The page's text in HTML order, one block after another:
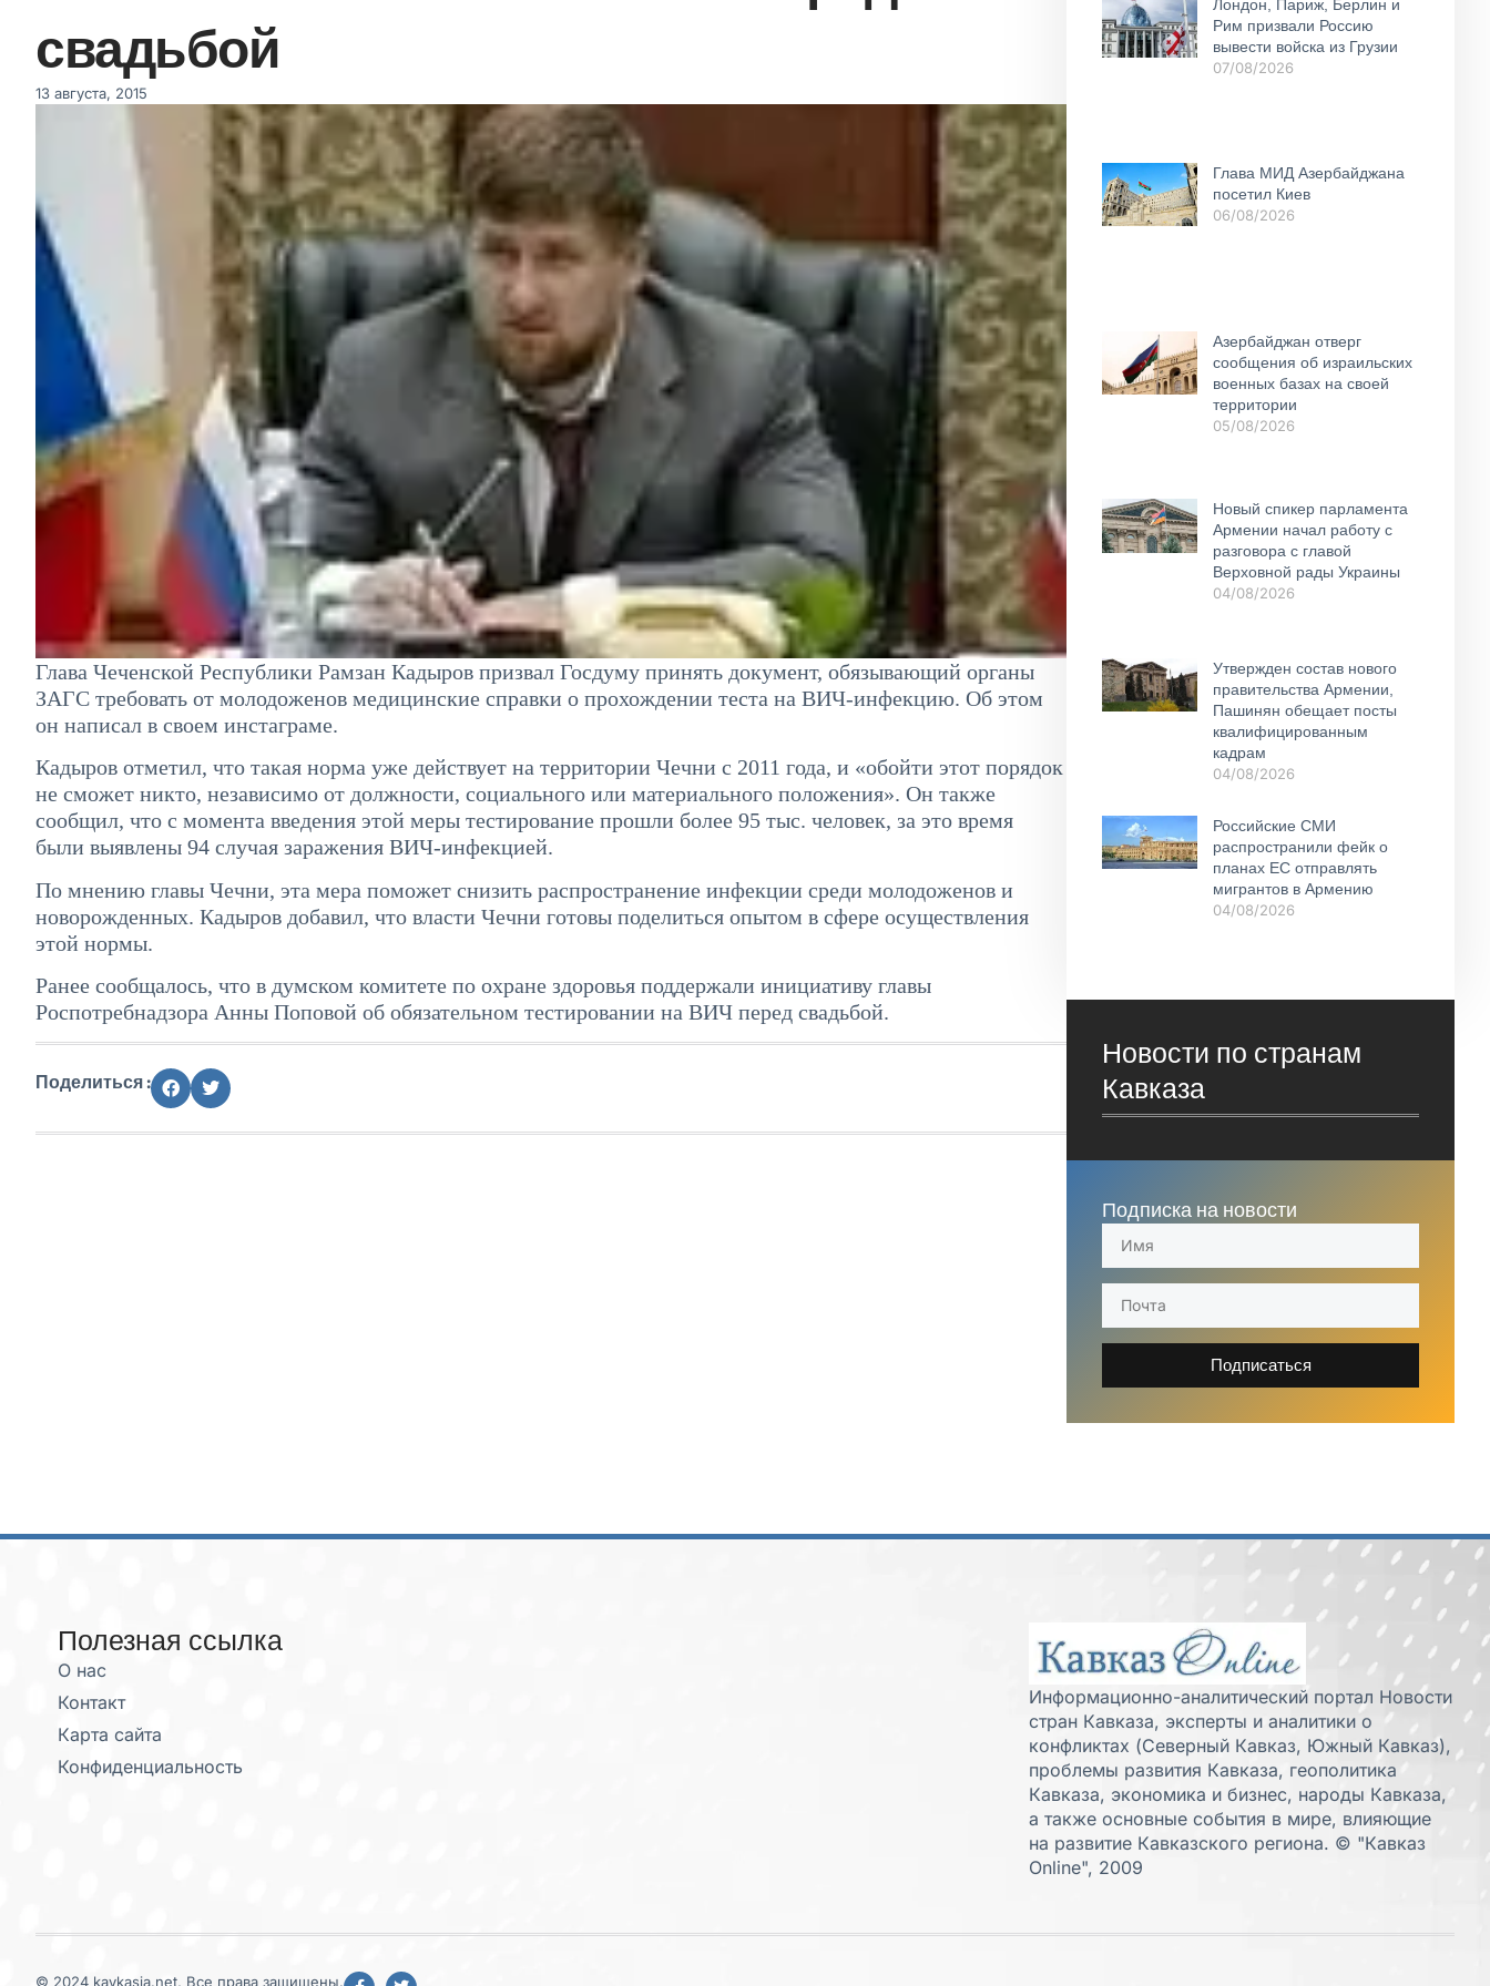
свадьбой
13 августа, 2015
Глава Чеченской Республики Рамзан Кадыров призвал Госдуму принять документ, обязывающий органы
ЗАГС требовать от молодоженов медицинские справки о прохождении теста на ВИЧ-инфекцию. Об этом
он написал в своем инстаграме.
Кадыров отметил, что такая норма уже действует на территории Чечни с 2011 года, и «обойти этот порядок
не сможет никто, независимо от должности, социального или материального положения». Он также
сообщил, что с момента введения этой меры тестирование прошли более 95 тыс. человек, за это время
были выявлены 94 случая заражения ВИЧ-инфекцией.
По мнению главы Чечни, эта мера поможет снизить распространение инфекции среди молодоженов и
новорожденных. Кадыров добавил, что власти Чечни готовы поделиться опытом в сфере осуществления
этой нормы.
Ранее сообщалось, что в думском комитете по охране здоровья поддержали инициативу главы
Роспотребнадзора Анны Поповой об обязательном тестировании на ВИЧ перед свадьбой.
Поделиться :
Лондон, Париж, Берлин и
Рим призвали Россию
вывести войска из Грузии
07/08/2026
Глава МИД Азербайджана
посетил Киев
06/08/2026
Азербайджан отверг
сообщения об израильских
военных базах на своей
территории
05/08/2026
Новый спикер парламента
Армении начал работу с
разговора с главой
Верховной рады Украины
04/08/2026
Утвержден состав нового
правительства Армении,
Пашинян обещает посты
квалифицированным
кадрам
04/08/2026
Российские СМИ
распространили фейк о
планах ЕС отправлять
мигрантов в Армению
04/08/2026
Новости по странам
Кавказа
Подписка на новости
Подписаться
Полезная ссылка
О нас
Контакт
Карта сайта
Конфиденциальность
Информационно-аналитический портал Новости
стран Кавказа, эксперты и аналитики о
конфликтах (Северный Кавказ, Южный Кавказ),
проблемы развития Кавказа, геополитика
Кавказа, экономика и бизнес, народы Кавказа,
а также основные события в мире, влияющие
на развитие Кавказского региона. © "Кавказ
Online", 2009
© 2024 kavkasia.net, Все права защищены.